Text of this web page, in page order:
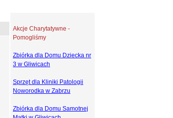
Akcje Charytatywne -
Pomogliśmy
Zbiórka dla Domu Dziecka nr
3 w Gliwicach
Sprzęt dla Kliniki Patologii
Noworodka w Zabrzu
Zbiórka dla Domu Samotnej